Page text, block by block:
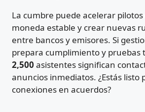
La cumbre puede acelerar
moneda estable y crear nuevas
entre bancos y emisores. Si
prepara cumplimiento y pruebas
2,500 asistentes significan
anuncios inmediatos. ¿Estás listo
conexiones en acuerdos?